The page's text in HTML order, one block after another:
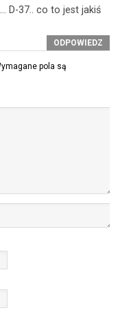
D-37.. co to jest jakiś
ODPOWIEDZ
pola są